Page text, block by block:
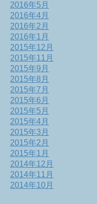
2016年5月
2016年4月
2016年2月
2016年1月
2015年12月
2015年11月
2015年9月
2015年8月
2015年7月
2015年6月
2015年5月
2015年4月
2015年3月
2015年2月
2015年1月
2014年12月
2014年11月
2014年10月